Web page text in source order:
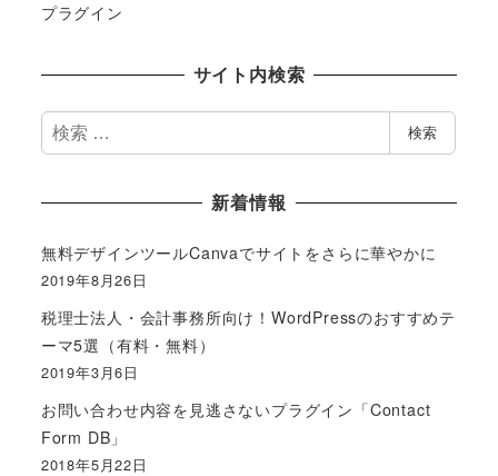
プラグイン
サイト内検索
検
索
検索
新着情報
無料デザインツールCanvaでサイトをさらに華やかに
2019年8月26日
税理士法人・会計事務所向け！WordPressのおすすめテ
ーマ5選（有料・無料）
2019年3月6日
お問い合わせ内容を見逃さないプラグイン「Contact
Form DB」
2018年5月22日